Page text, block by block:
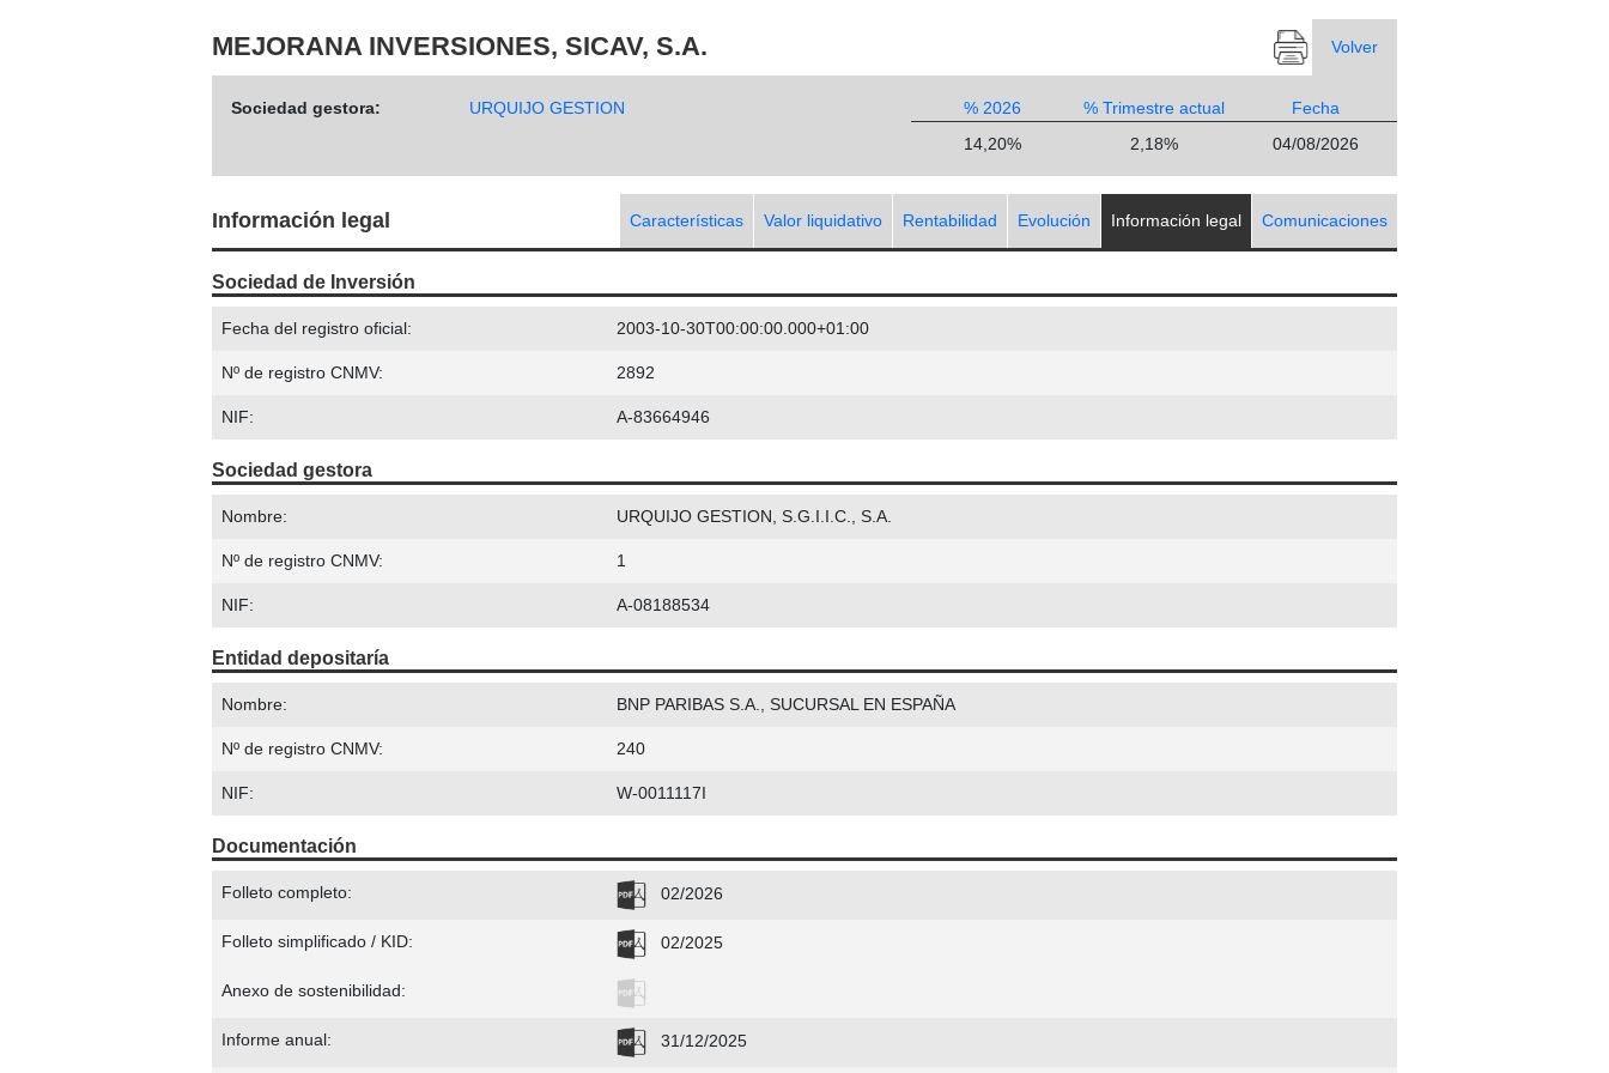
MEJORANA INVERSIONES, SICAV, S.A. Volver
Sociedad gestora: URQUIJO GESTION
% 2026
14,20%
% Trimestre actual
2,18%
Fecha
04/08/2026
Información legal Características Valor liquidativo Rentabilidad Evolución Información legal Comunicaciones
Sociedad de Inversión
Fecha del registro oficial: 2003-10-30T00:00:00.000+01:00
Nº de registro CNMV: 2892
NIF: A-83664946
Sociedad gestora
Nombre: URQUIJO GESTION, S.G.I.I.C., S.A.
Nº de registro CNMV: 1
NIF: A-08188534
Entidad depositaría
Nombre: BNP PARIBAS S.A., SUCURSAL EN ESPAÑA
Nº de registro CNMV: 240
NIF: W-0011117I
Documentación
Folleto completo: 02/2026
Folleto simplificado / KID: 02/2025
Anexo de sostenibilidad:
Informe anual: 31/12/2025